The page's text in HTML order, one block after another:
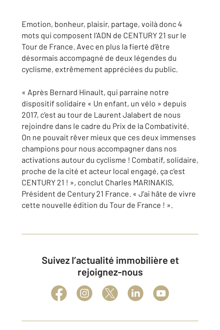
Emotion, bonheur, plaisir, partage, voilà donc 4
mots qui composent l’ADN de CENTURY 21 sur le
Tour de France. Avec en plus la fierté d’être
désormais accompagné de deux légendes du
cyclisme, extrêmement appréciées du public.
« Après Bernard Hinault, qui parraine notre
dispositif solidaire « Un enfant, un vélo » depuis
2017, c’est au tour de Laurent Jalabert de nous
rejoindre dans le cadre du Prix de la Combativité.
On ne pouvait rêver mieux que ces deux immenses
champions pour nous accompagner dans nos
activations autour du cyclisme ! Combatif, solidaire,
proche de la cité et acteur local engagé, ça c’est
CENTURY 21 ! », conclut Charles MARINAKIS,
Président de Century 21 France. « J’ai hâte de vivre
cette nouvelle édition du Tour de France ! ».
Suivez l’actualité immobilière et
rejoignez-nous